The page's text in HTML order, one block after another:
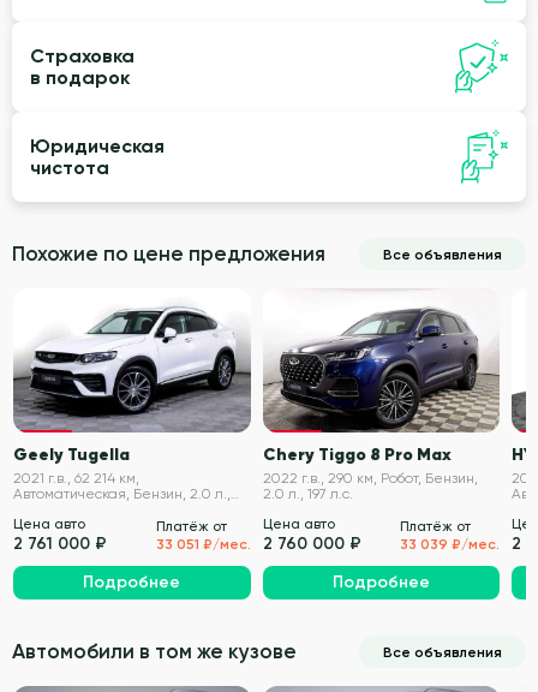
Страховка
в подарок
Юридическая
чистота
Похожие по цене предложения Все объявления
VIN проверен
Geely Tugella
2021 г.в., 62 214 км,
Автоматическая, Бензин, 2.0 л.,
Цена авто
2 761 000 ₽
Платёж от
33 051 ₽/мес.
Подробнее
VIN проверен
Chery Tiggo 8 Pro Max
2022 г.в., 290 км, Робот, Бензин,
2.0 л., 197 л.с.
Цена авто
2 760 000 ₽
Платёж от
33 039 ₽/мес.
Подробнее
2
Автомобили в том же кузове Все объявления